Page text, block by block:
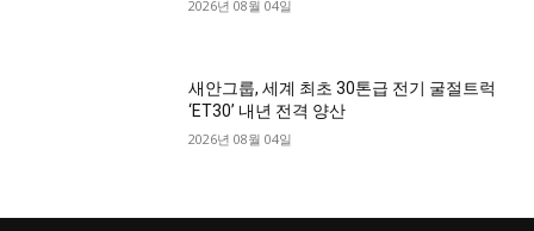
2026년 08월 04일
새안그룹, 세계 최초 30톤급 전기 굴절트럭
‘ET30’ 내년 전격 양산
2026년 08월 04일